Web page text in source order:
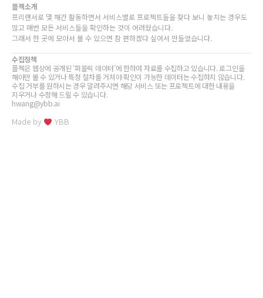
플젝소개
프리랜서로 몇 해간 활동하면서 서비스별로 프로젝트들을 찾다 보니 놓치는 경우도
많고 매번 모든 서비스들을 확인하는 것이 어려웠습니다.
그래서 한 곳에 모아서 볼 수 있으면 참 편하겠다 싶어서 만들었습니다.
수집정책
플젝은 웹상에 공개된 ‘퍼블릭 데이터’에 한하여 자료를 수집하고 있습니다. 로그인을
해야만 볼 수 있거나 특정 절차를 거쳐야 확인이 가능한 데이터는 수집하지 않습니다.
수집 거부를 원하시는 경우 알려주시면 해당 서비스 또는 프로젝트에 대한 내용을
지우거나 수정해 드릴 수 있습니다.
hwang@ybb.ai
Made by YBB